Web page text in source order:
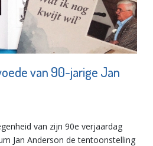
van 90-jarige Jan
van zijn 90e verjaardag
Jan Anderson de tentoonstelling